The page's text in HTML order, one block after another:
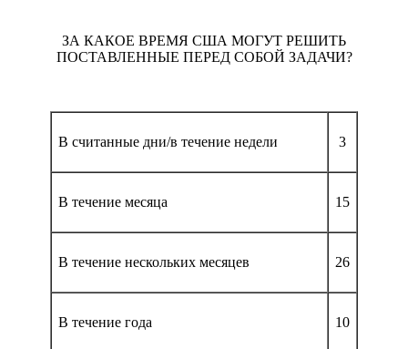
ЗА КАКОЕ ВРЕМЯ США МОГУТ РЕШИТЬ
ПОСТАВЛЕННЫЕ ПЕРЕД СОБОЙ ЗАДАЧИ?
В считанные дни/в течение недели 3
В течение месяца 15
В течение нескольких месяцев 26
В течение года 10